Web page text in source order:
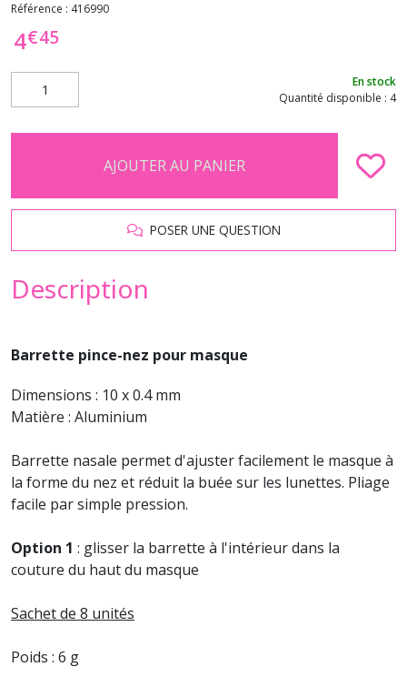
Référence : 416990
4€45
En stock
Quantité disponible : 4
AJOUTER AU PANIER
POSER UNE QUESTION
Description
Barrette pince-nez pour masque
Dimensions : 10 x 0.4 mm
Matière : Aluminium
Barrette nasale permet d'ajuster facilement le masque à
la forme du nez et réduit la buée sur les lunettes. Pliage
facile par simple pression.
Option 1 : glisser la barrette à l'intérieur dans la
couture du haut du masque
Sachet de 8 unités
Poids : 6 g